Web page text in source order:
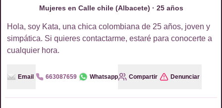
Mujeres en Calle chile (Albacete) · 25 años
Hola, soy Kata, una chica colombiana de 25 años, joven y
simpática. Si quieres contactarme, estaré para conocerte a
cualquier hora.
Email 663087659 Whatsapp Compartir Denunciar